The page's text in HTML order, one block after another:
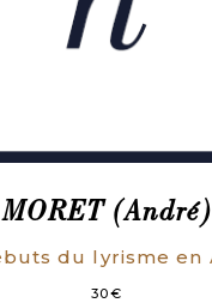
MORET (André)
30€